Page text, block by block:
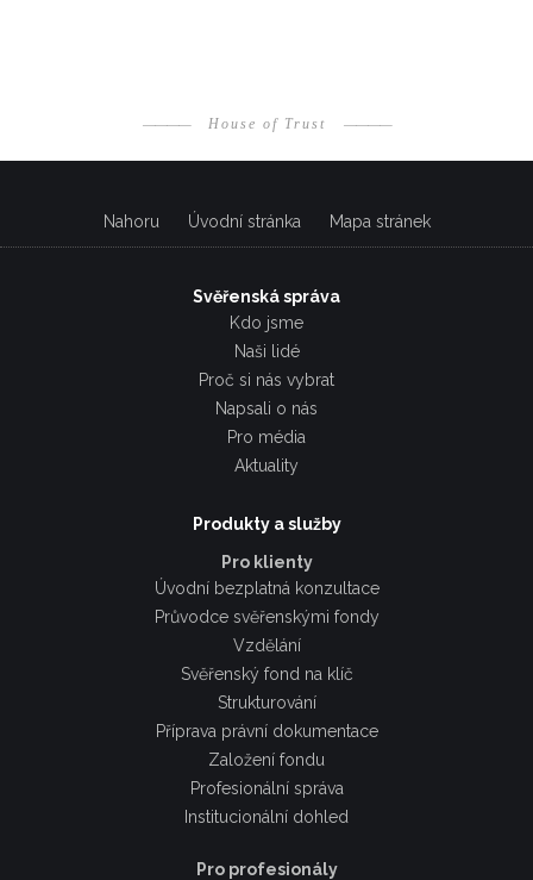
————House of Trust ————
Nahoru Úvodní stránka Mapa stránek
Svěřenská správa
Kdo jsme
Naši lidé
Proč si nás vybrat
Napsali o nás
Pro média
Aktuality
Produkty a služby
Pro klienty
Úvodní bezplatná konzultace
Průvodce svěřenskými fondy
Vzdělání
Svěřenský fond na klíč
Strukturování
Příprava právní dokumentace
Založení fondu
Profesionální správa
Institucionální dohled
Pro profesionály